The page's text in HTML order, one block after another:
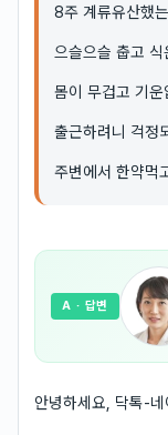
8주 계류유산했
으슬으슬 춥고
몸이 무겁고 기
출근하려니 걱정
주변에서 한약먹
A · 답변
안녕하세요, 닥톡-